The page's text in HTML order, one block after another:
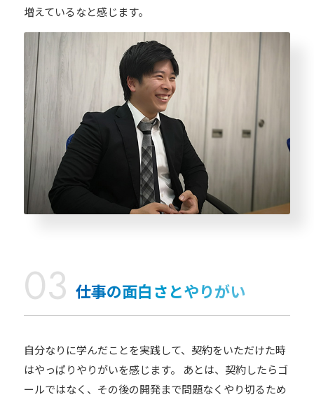
増えているなと感じます。
仕事の面白さとやりがい
自分なりに学んだことを実践して、契約をいただけた時
はやっぱりやりがいを感じます。 あとは、契約したらゴ
ールではなく、その後の開発まで問題なくやり切るため